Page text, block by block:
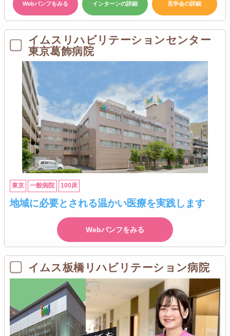
Webパンフをみる インターンの詳細 見学会の詳細
イムスリハビリテーションセンター
東京葛飾病院
東京 一般病院 100床
地域に必要とされる温かい医療を実践します
Webパンフをみる
イムス板橋リハビリテーション病院